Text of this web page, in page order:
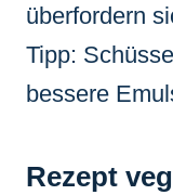
überfordern
Tipp:
bessere
Rezept